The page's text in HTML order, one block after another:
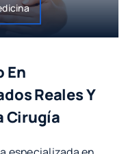
En
Reales Y
Cirugía